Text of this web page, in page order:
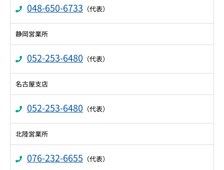
048-650-6733 （代表）
静岡営業所
052-253-6480 （代表）
名古屋支店
052-253-6480 （代表）
北陸営業所
076-232-6655 （代表）